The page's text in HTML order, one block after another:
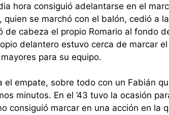
hora consiguió adelantarse en el
se marchó con el balón, cedió a la
cabeza el propio Romario al fondo
delantero estuvo cerca de marcar el
para su equipo.
empate, sobre todo con un Fabián
minutos. En el ’43 tuvo la ocasión
consiguió marcar en una acción en la